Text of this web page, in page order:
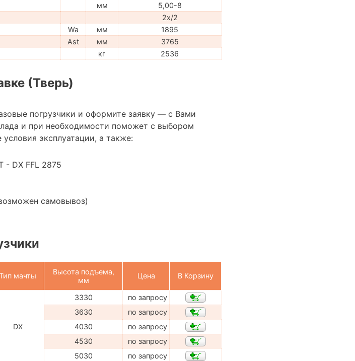
мм
5,00-8
2x/2
Wa мм
1895
Ast мм
3765
кг 2536
(Тверь)
погрузчики и оформите заявку — с Вами
и при необходимости поможет с выбором
эксплуатации, а также:
- DX FFL 2875
самовывоз)
мачты
Высота подъема,
мм
Цена В Корзину
DX
3330
по запросу
3630
по запросу
4030
по запросу
4530
по запросу
5030
по запросу